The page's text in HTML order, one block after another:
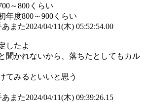
～800くらい
年度800～900くらい
また2024/04/11(木) 05:52:54.00
したよ
聞かれないから、落ちたとしてもカル
てみるといいと思う
また2024/04/11(木) 09:39:26.15